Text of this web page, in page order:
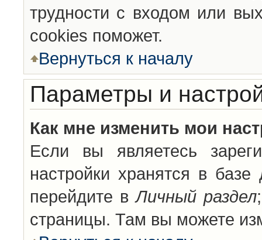
трудности с входом или
cookies поможет.
Вернуться к началу
Параметры и
Как мне изменить мои
Если вы являетесь
настройки хранятся в
перейдите вЛичный раздел
страницы. Там вы можете